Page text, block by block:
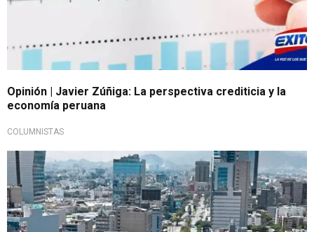
Opinión | Javier Zúñiga: La perspectiva crediticia y la
economía peruana
COLUMNISTAS